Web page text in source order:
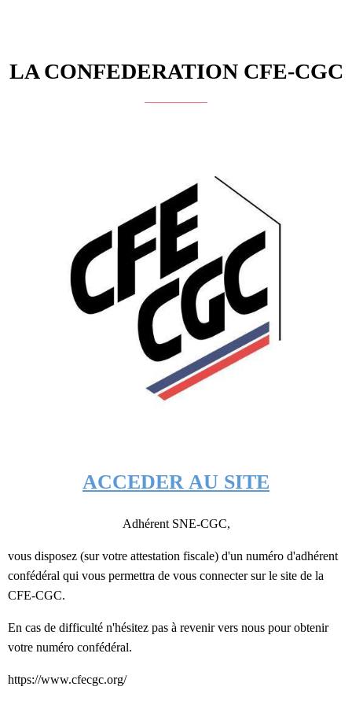
LA CONFEDERATION CFE-CGC
ACCEDER AU SITE
Adhérent SNE-CGC,
vous disposez (sur votre attestation fiscale) d'un numéro d'adhérent
confédéral qui vous permettra de vous connecter sur le site de la
CFE-CGC.
En cas de difficulté n'hésitez pas à revenir vers nous pour obtenir
votre numéro confédéral.
https://www.cfecgc.org/